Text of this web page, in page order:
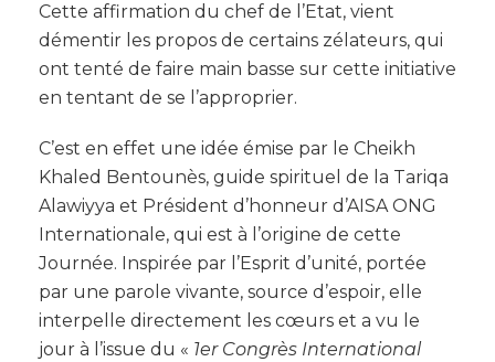
Cette affirmation du chef de l’Etat, vient
démentir les propos de certains zélateurs, qui
ont tenté de faire main basse sur cette initiative
en tentant de se l’approprier.
C’est en effet une idée émise par le Cheikh
Khaled Bentounès, guide spirituel de la Tariqa
Alawiyya et Président d’honneur d’AISA ONG
Internationale, qui est à l’origine de cette
Journée. Inspirée par l’Esprit d’unité, portée
par une parole vivante, source d’espoir, elle
interpelle directement les cœurs et a vu le
jour à l’issue du « 1er Congrès International